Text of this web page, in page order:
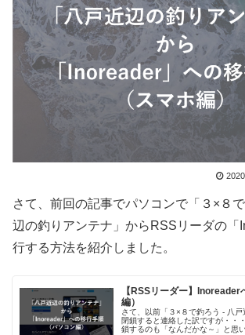
さて、前回の記事でパソコンで「３×８
辺の釣りアンテナ」からRSSリーダの「
行する方法を紹介しました。
【RSSリーダー】Inoreader
編）
さて、以前「３×８で釣ろう - 八
閉鎖すると連絡した訳ですが・・
鎖するのも「なんだかな～」と思